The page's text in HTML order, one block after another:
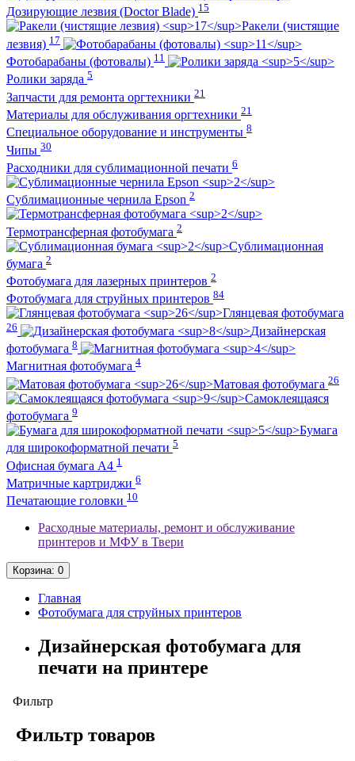
Дозирующие лезвия (Doctor Blade) 15
Ракели (чистящие
лезвия) 17
Фотобарабаны (фотовалы) 11
Ролики заряда 5
Запчасти для ремонта оргтехники 21
Материалы для обслуживания оргтехники 21
Специальное оборудование и инструменты 8
Чипы 30
Расходники для сублимационной печати 6
Сублимационные чернила Epson 2
Термотрансферная фотобумага 2
Сублимационная
бумага 2
Фотобумага для лазерных принтеров 2
Фотобумага для струйных принтеров 84
Глянцевая фотобумага
26
Дизайнерская
фотобумага 8
Магнитная фотобумага 4
Матовая фотобумага 26
Самоклеящаяся
фотобумага 9
Бумага
для широкоформатной печати 5
Офисная бумага А4 1
Матричные картриджи 6
Печатающие головки 10
Расходные материалы, ремонт и обслуживание
принтеров и МФУ в Твери
Корзина: 0
Главная
Фотобумага для струйных принтеров
Дизайнерская фотобумага для
печати на принтере
Фильтр
Фильтр товаров